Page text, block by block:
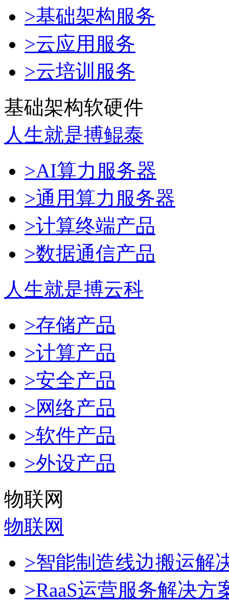
>基础架构服务
>云应用服务
>云培训服务
基础架构软硬件
人生就是搏鲲泰
>AI算力服务器
>通用算力服务器
>计算终端产品
>数据通信产品
人生就是搏云科
>存储产品
>计算产品
>安全产品
>网络产品
>软件产品
>外设产品
物联网
物联网
>智能制造线边搬运解
>RaaS运营服务解决方